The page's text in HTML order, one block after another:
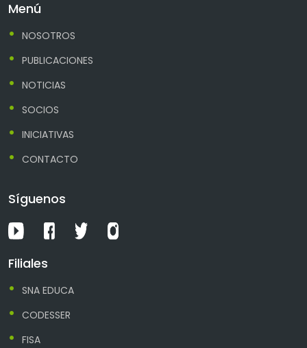
Menú
NOSOTROS
PUBLICACIONES
NOTICIAS
SOCIOS
INICIATIVAS
CONTACTO
Síguenos
Filiales
SNA EDUCA
CODESSER
FISA